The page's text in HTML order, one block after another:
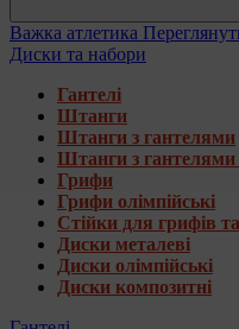
Важка атлетика
Диски та набори
Гантелі
Штанги
Штанги з гантелями
Штанги з
Грифи
Грифи олімпійські
Стійки для грифів
Диски металеві
Диски олімпійські
Диски композитні